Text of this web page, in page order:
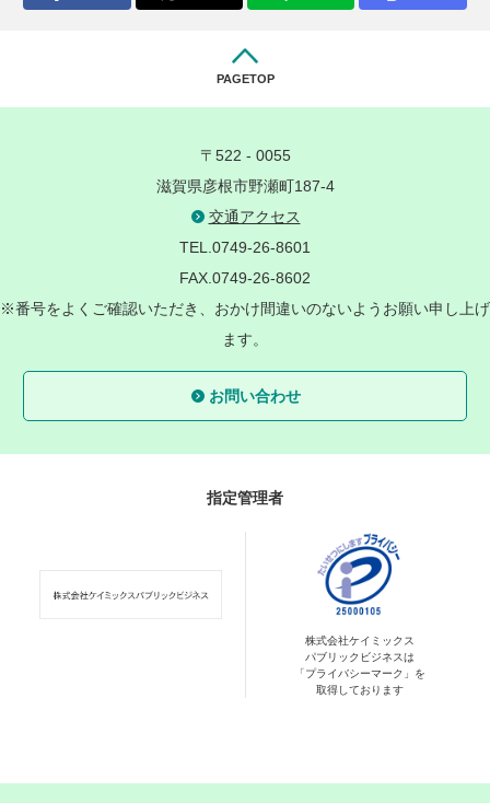
PAGETOP
〒522 - 0055
滋賀県彦根市野瀬町187-4
交通アクセス
TEL.0749-26-8601
FAX.0749-26-8602
※番号をよくご確認いただき、おかけ間違いのないようお願い申し上げ
ます。
お問い合わせ
指定管理者
株式会社ケイミックス
パブリックビジネスは
「プライバシーマーク」を
取得しております